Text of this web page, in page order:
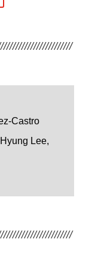
Castro
Lee,